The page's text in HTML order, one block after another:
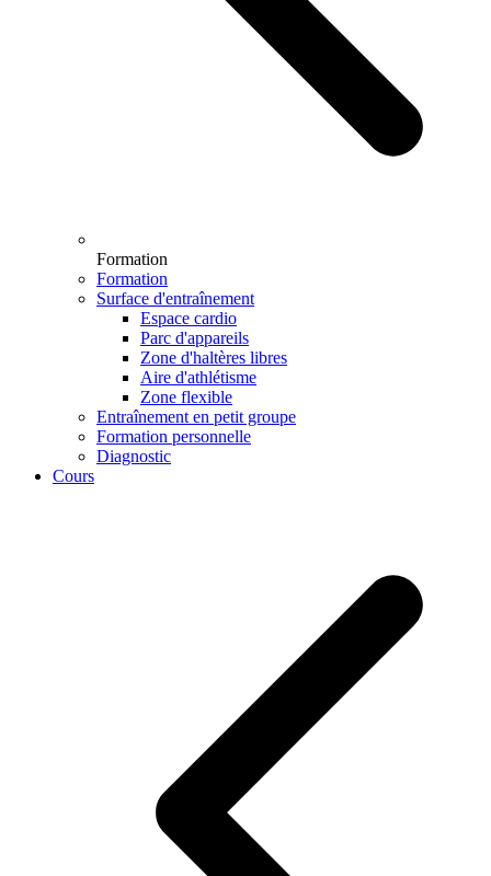
Formation
Formation
Surface d'entraînement
Espace cardio
Parc d'appareils
Zone d'haltères libres
Aire d'athlétisme
Zone flexible
Entraînement en petit groupe
Formation personnelle
Diagnostic
Cours